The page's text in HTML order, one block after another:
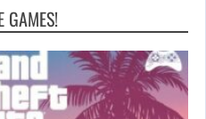
GAMES!